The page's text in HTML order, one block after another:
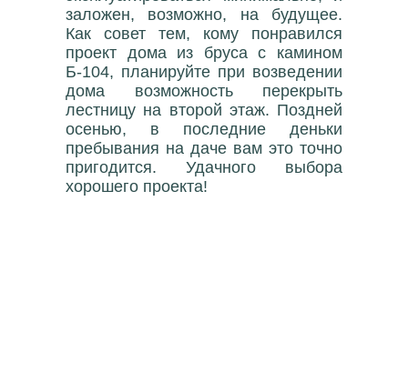
заложен, возможно, на будущее.
Как совет тем, кому понравился
проект дома из бруса с камином
Б-104, планируйте при возведении
дома возможность перекрыть
лестницу на второй этаж. Поздней
осенью, в последние деньки
пребывания на даче вам это точно
пригодится. Удачного выбора
хорошего проекта!